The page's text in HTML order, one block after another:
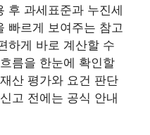
후 과세표준과 누진세
빠르게 보여주는 참고
하게 바로 계산할 수
름을 한눈에 확인할
산 평가와 요건 판단
고 전에는 공식 안내